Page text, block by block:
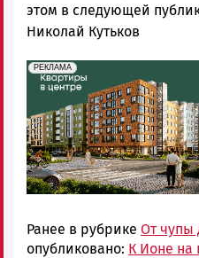
этом в следующей
Николай Кутьков
erid: 2SDnjdeSPnB
РЕКЛАМА
Реклама
Ранее в рубрике От чупы
опубликовано: К Ионе на